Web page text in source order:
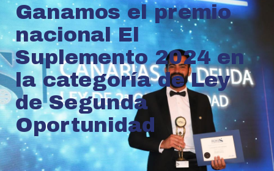
Ganamos el premio
nacional El
Suplemento 2024 en
la categoría de Ley
de Segunda
Oportunidad